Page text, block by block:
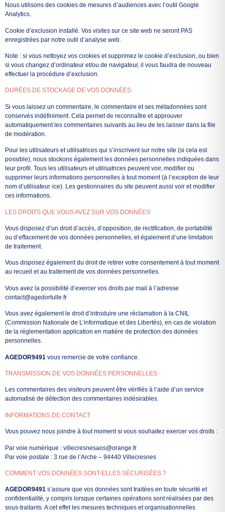
Nous utilisons des cookies de mesures d’audiences avec l’outil Google
Analytics.
Cookie d’exclusion installé. Vos visites sur ce site web ne seront PAS
enregistrées par notre outil d’analyse web.
Note : si vous nettoyez vos cookies et supprimez le cookie d’exclusion, ou bien
si vous changez d’ordinateur et/ou de navigateur, il vous faudra de nouveau
effectuer la procédure d’exclusion.
DURÉES DE STOCKAGE DE VOS DONNÉES
Si vous laissez un commentaire, le commentaire et ses métadonnées sont
conservés indéfiniment. Cela permet de reconnaître et approuver
automatiquement les commentaires suivants au lieu de les laisser dans la file
de modération.
Pour les utilisateurs et utilisatrices qui s’inscrivent sur notre site (si cela est
possible), nous stockons également les données personnelles indiquées dans
leur profil. Tous les utilisateurs et utilisatrices peuvent voir, modifier ou
supprimer leurs informations personnelles à tout moment (à l’exception de leur
nom d’utilisateur·ice). Les gestionnaires du site peuvent aussi voir et modifier
ces informations.
LES DROITS QUE VOUS AVEZ SUR VOS DONNÉES
Vous disposez d’un droit d’accès, d’opposition, de rectification, de portabilité
ou d’effacement de vos données personnelles, et également d’une limitation
de traitement.
Vous disposez également du droit de retirer votre consentement à tout moment
au recueil et au traitement de vos données personnelles.
Vous avez la possibilité d’exercer vos droits par mail à l’adresse
contact@agedortulle.fr
Vous avez également le droit d’introduire une réclamation à la CNIL
(Commission Nationale de L’informatique et des Libertés), en cas de violation
de la réglementation application en matière de protection des données
personnelles.
AGEDOR9491 vous remercie de votre confiance.
TRANSMISSION DE VOS DONNÉES PERSONNELLES
Les commentaires des visiteurs peuvent être vérifiés à l’aide d’un service
automatisé de détection des commentaires indésirables.
INFORMATIONS DE CONTACT
Vous pouvez nous joindre à tout moment si vous souhaitez exercer vos droits :
Par voie numérique : villecresnesaos@orange.fr
Par voie postale : 3 rue de l’Arche – 94440 Villecresnes
COMMENT VOS DONNÉES SONT-ELLES SÉCURISÉES ?
AGEDOR9491 s’assure que vos données sont traitées en toute sécurité et
confidentialité, y compris lorsque certaines opérations sont réalisées par des
sous-traitants. A cet effet les mesures techniques et organisationnelles